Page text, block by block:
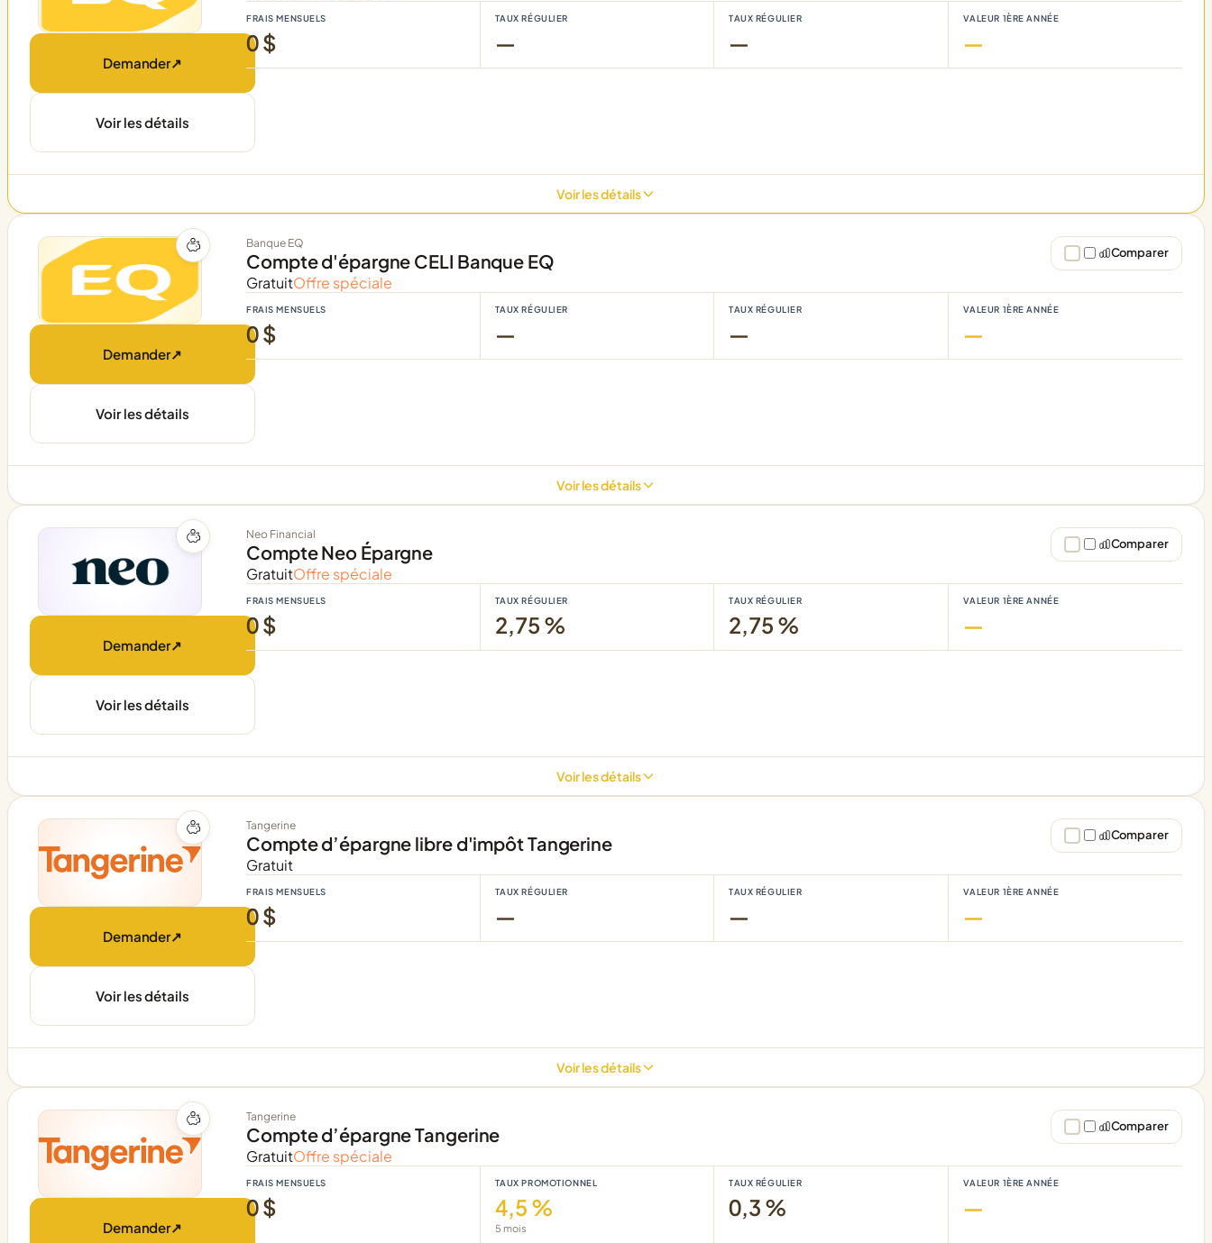
Demander↗
Voir les détails
FRAIS MENSUELS
0 $
TAUX RÉGULIER
—
TAUX RÉGULIER
—
VALEUR 1ÈRE ANNÉE
—
Voir les détails
Demander↗
Voir les détails
Banque EQ
Compte d'épargne CELI Banque EQ
GratuitOffre spéciale
Comparer
FRAIS MENSUELS
0 $
TAUX RÉGULIER
—
TAUX RÉGULIER
—
VALEUR 1ÈRE ANNÉE
—
Voir les détails
Demander↗
Voir les détails
Neo Financial
Compte Neo Épargne
GratuitOffre spéciale
Comparer
FRAIS MENSUELS
0 $
TAUX RÉGULIER
2,75 %
TAUX RÉGULIER
2,75 %
VALEUR 1ÈRE ANNÉE
—
Voir les détails
Demander↗
Voir les détails
Tangerine
Compte d’épargne libre d'impôt Tangerine
Gratuit
Comparer
FRAIS MENSUELS
0 $
TAUX RÉGULIER
—
TAUX RÉGULIER
—
VALEUR 1ÈRE ANNÉE
—
Voir les détails
Demander↗
Tangerine
Compte d’épargne Tangerine
GratuitOffre spéciale
Comparer
FRAIS MENSUELS
0 $
TAUX PROMOTIONNEL
4,5 %
5 mois
TAUX RÉGULIER
0,3 %
VALEUR 1ÈRE ANNÉE
—